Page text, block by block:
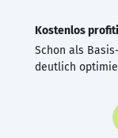
Kostenlos
Schon als
deutlich